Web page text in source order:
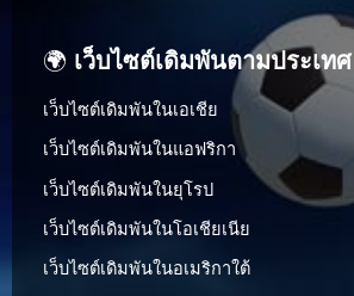
🌍 เว็บไซต์เดิมพันตามประเทศ
เว็บไซต์เดิมพันในเอเชีย
เว็บไซต์เดิมพันในแอฟริกา
เว็บไซต์เดิมพันในยุโรป
เว็บไซต์เดิมพันในโอเชียเนีย
เว็บไซต์เดิมพันในอเมริกาใต้